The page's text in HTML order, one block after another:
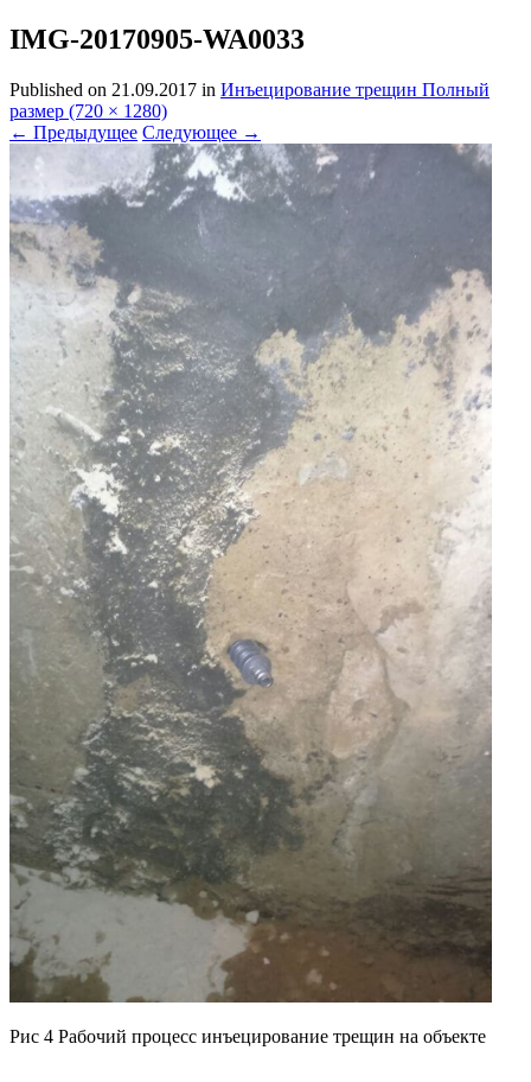
IMG-20170905-WA0033
Published on 21.09.2017 in Инъецирование трещин ‎ Полный
размер (720 × 1280)
← Предыдущее Следующее →
Рис 4 Рабочий процесс инъецирование трещин ‎на объекте